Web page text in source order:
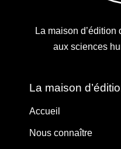
La maison
aux sciences
La maison
Accueil
Nous connaître